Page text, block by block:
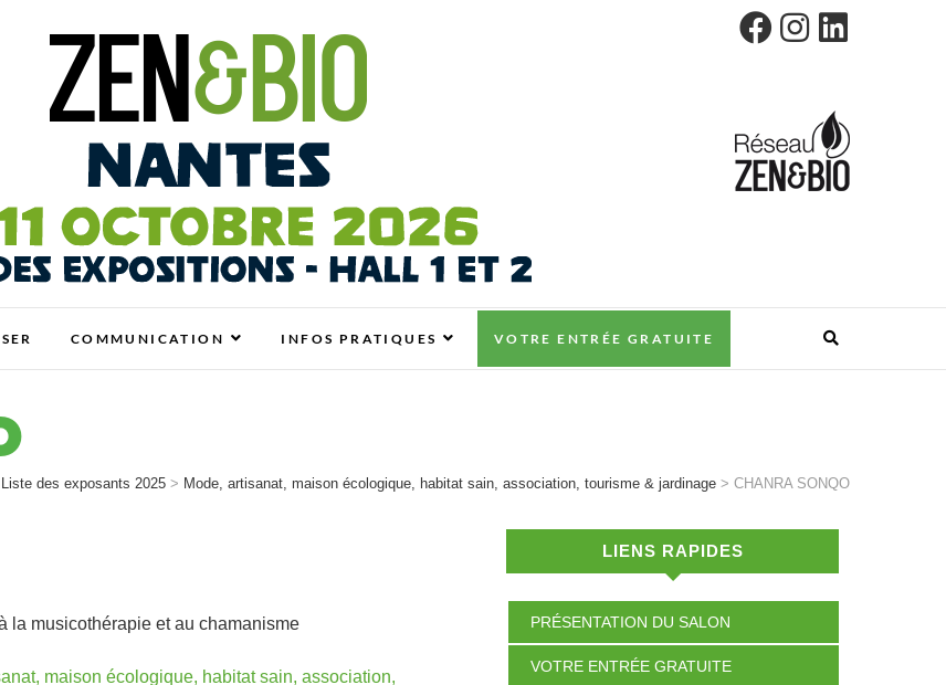
BIEN-ÊTRE ET HABITAT SAIN
COMMUNICATION INFOS PRATIQUES VOTRE ENTRÉE GRATUITE
Liste des exposants 2025 > Mode, artisanat, maison écologique, habitat sain, association, tourisme & jardinage > CHANRA SONQO
la musicothérapie et au chamanisme
maison écologique, habitat sain, association,
LIENS RAPIDES
PRÉSENTATION DU SALON
VOTRE ENTRÉE GRATUITE